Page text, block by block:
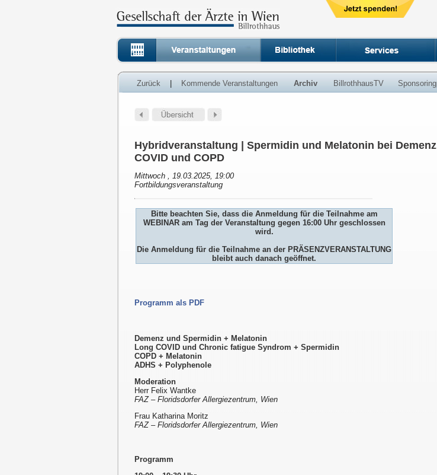
Zurück Kommende Veranstaltungen Archiv BillrothhausTV
Hybridveranstaltung | Spermidin und Melatonin bei
COVID und COPD
Mittwoch , 19.03.2025, 19:00
Fortbildungsveranstaltung
Bitte beachten Sie, dass die Anmeldung für die Teilnahme am
WEBINAR am Tag der Veranstaltung gegen 16:00 Uhr geschlossen
wird.
Die Anmeldung für die Teilnahme an der PRÄSENZVERANSTALTUNG
bleibt auch danach geöffnet.
Programm als PDF
Demenz und Spermidin + Melatonin
Long COVID und Chronic fatigue Syndrom + Spermidin
COPD + Melatonin
ADHS + Polyphenole
Moderation
Herr Felix Wantke
FAZ – Floridsdorfer Allergiezentrum, Wien
Frau Katharina Moritz
FAZ – Floridsdorfer Allergiezentrum, Wien
Programm